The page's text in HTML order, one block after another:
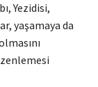
Yezidisi,
yaşamaya da